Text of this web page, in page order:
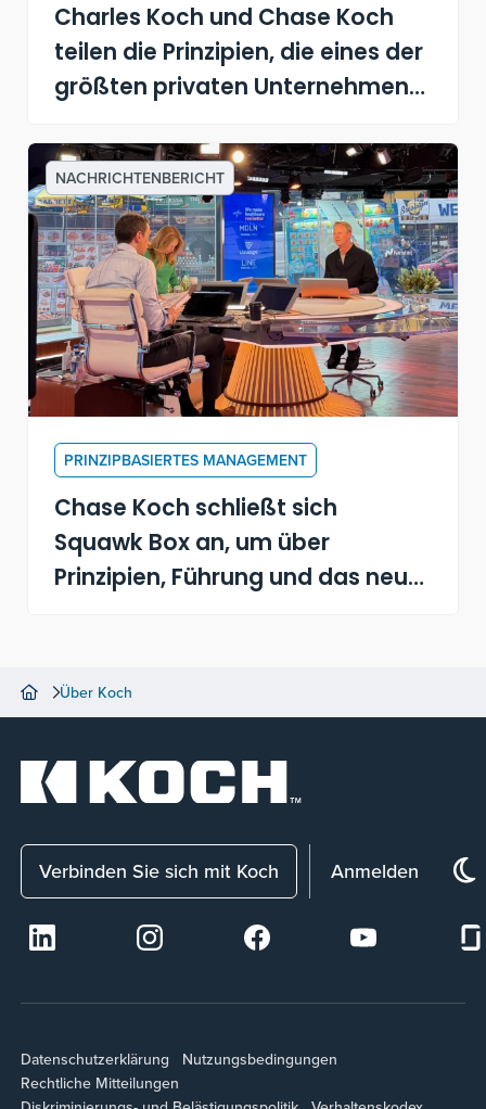
Charles Koch und Chase Koch
teilen die Prinzipien, die eines der
größten privaten Unternehmen
NACHRICHTENBERICHT
PRINZIPBASIERTES MANAGEMENT
Chase Koch schließt sich
Squawk Box an, um über
Prinzipien, Führung und das neue
Über Koch
Verbinden Sie sich mit Koch Anmelden
Datenschutzerklärung
Nutzungsbedingungen
Rechtliche Mitteilungen